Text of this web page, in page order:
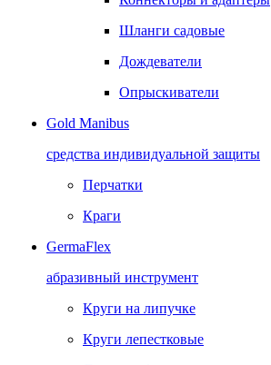
Шланги садовые
Дождеватели
Опрыскиватели
Gold Manibus
средства индивидуальной защиты
Перчатки
Краги
GermaFlex
абразивный инструмент
Круги на липучке
Круги лепестковые